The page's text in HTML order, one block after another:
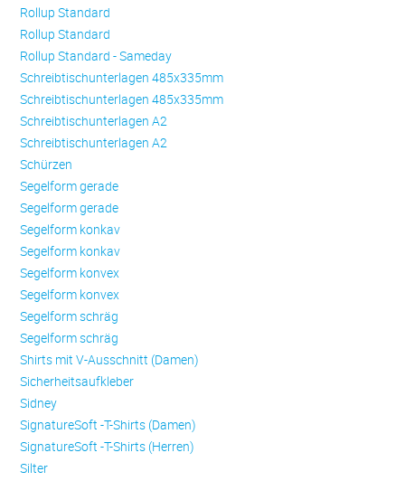
Rollup Standard
Rollup Standard
Rollup Standard - Sameday
Schreibtischunterlagen 485x335mm
Schreibtischunterlagen 485x335mm
Schreibtischunterlagen A2
Schreibtischunterlagen A2
Schürzen
Se­gel­form ge­ra­de
Se­gel­form ge­ra­de
Se­gel­form konkav
Se­gel­form konkav
Se­gel­form konvex
Se­gel­form konvex
Se­gel­form schräg
Se­gel­form schräg
Shirts mit V-Ausschnitt (Damen)
Sicherheitsaufkleber
Sidney
SignatureSoft -T-Shirts (Damen)
SignatureSoft -T-Shirts (Herren)
Silter